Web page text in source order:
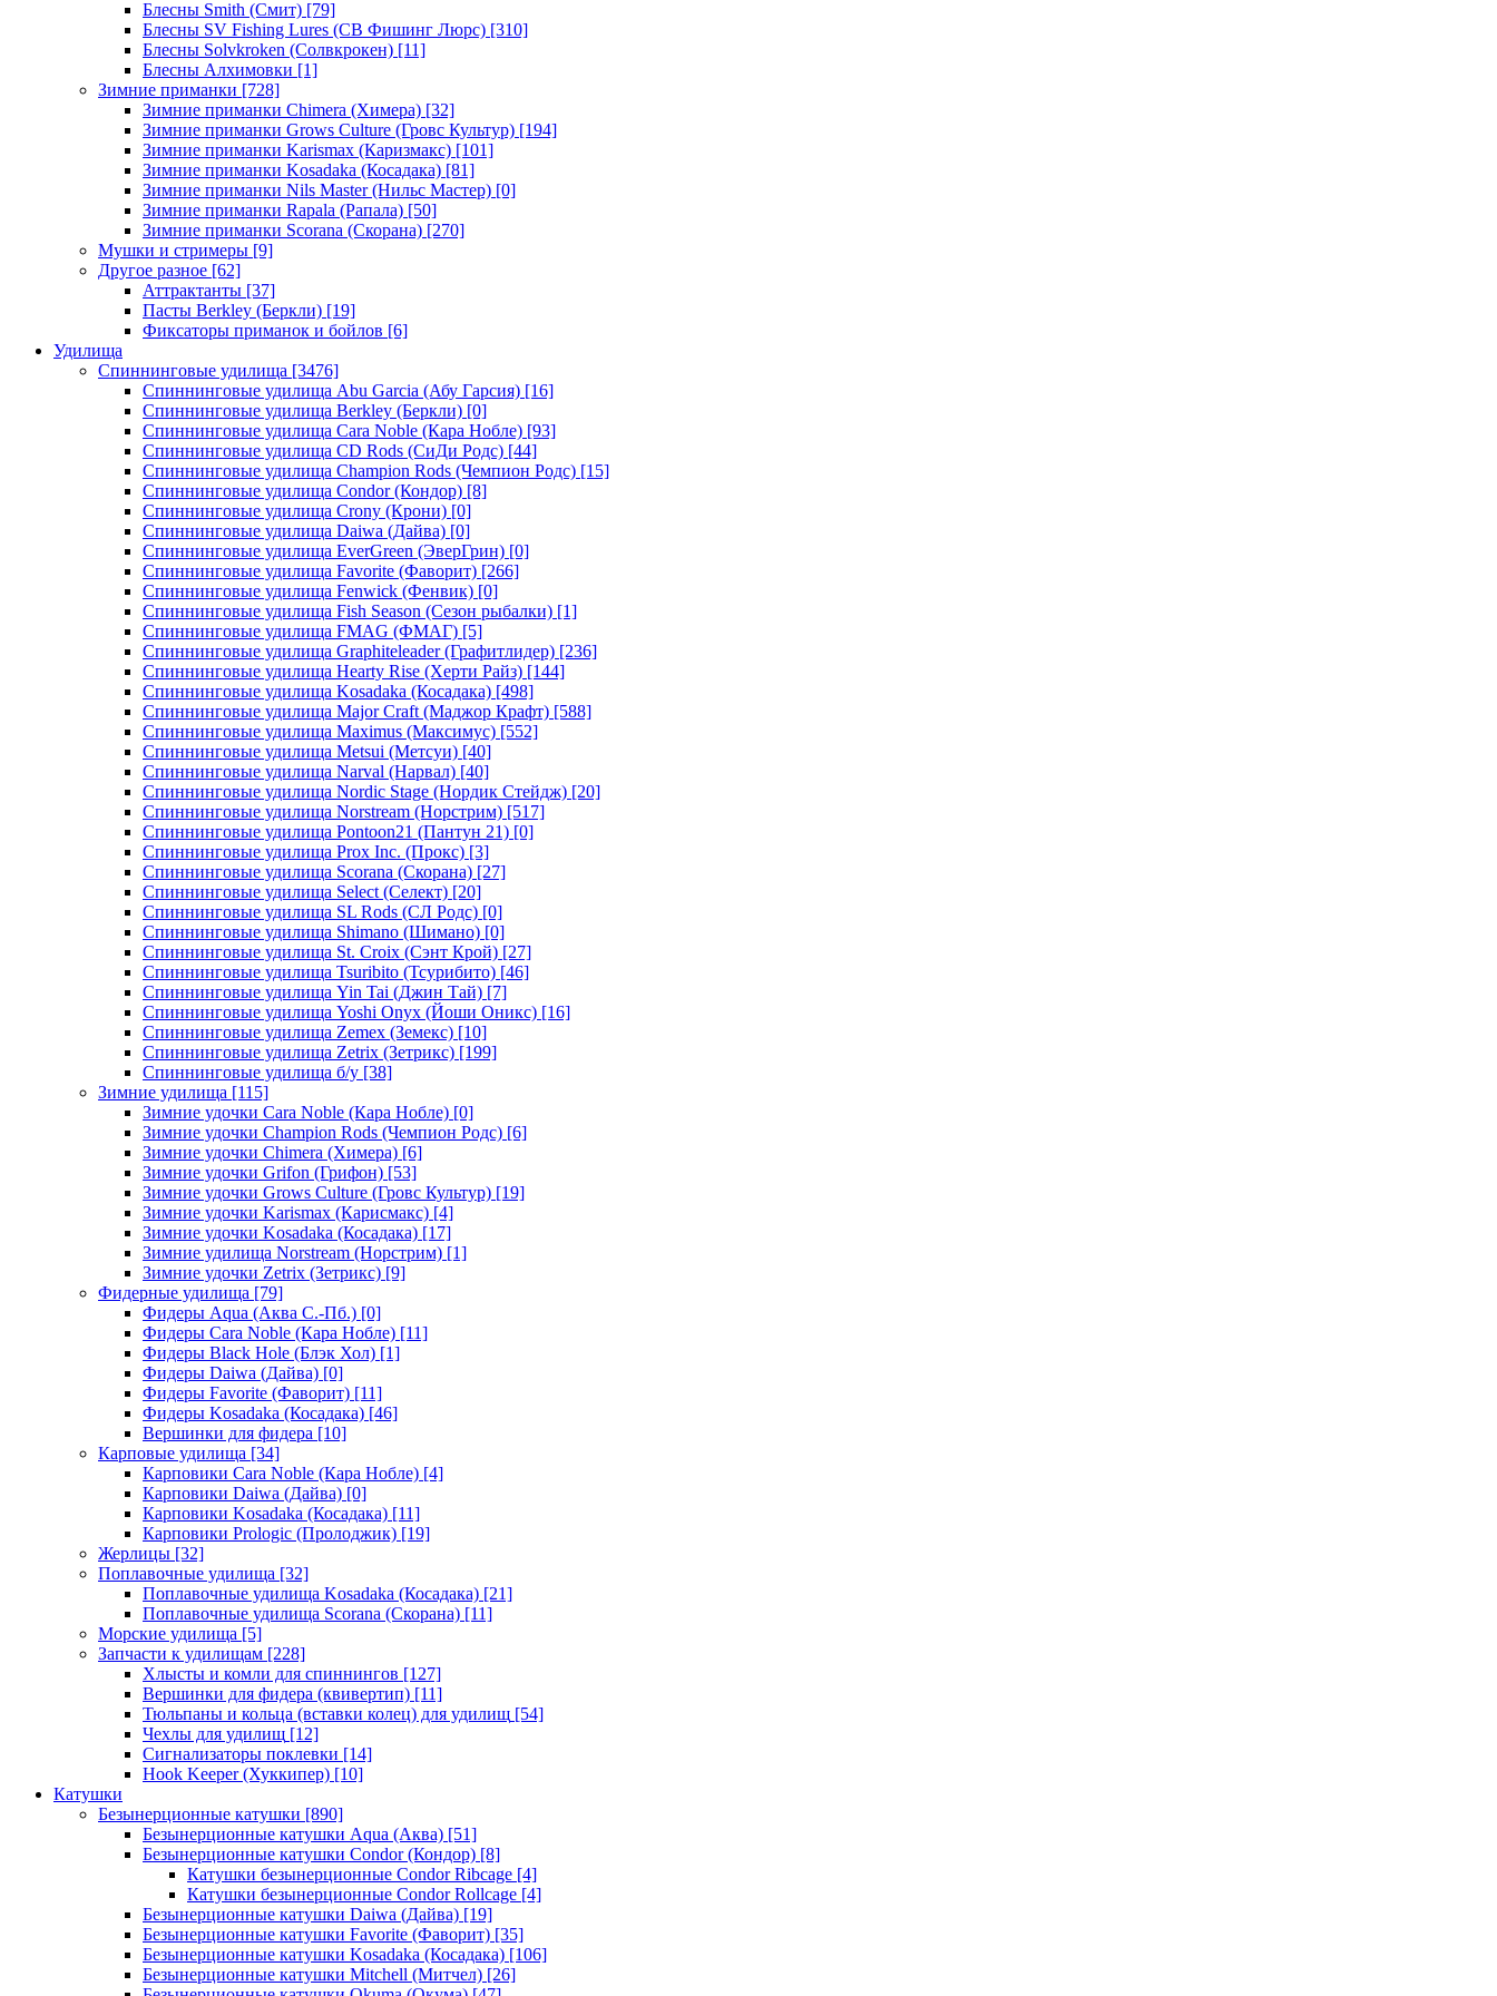
Блесны Smith (Смит) [79]
Блесны SV Fishing Lures (СВ Фишинг Люрс) [310]
Блесны Solvkroken (Солвкрокен) [11]
Блесны Алхимовки [1]
Зимние приманки [728]
Зимние приманки Chimera (Химера) [32]
Зимние приманки Grows Culture (Гровс Культур) [194]
Зимние приманки Karismax (Каризмакс) [101]
Зимние приманки Kosadaka (Косадака) [81]
Зимние приманки Nils Master (Нильс Мастер) [0]
Зимние приманки Rapala (Рапала) [50]
Зимние приманки Scorana (Скорана) [270]
Мушки и стримеры [9]
Другое разное [62]
Аттрактанты [37]
Пасты Berkley (Беркли) [19]
Фиксаторы приманок и бойлов [6]
Удилища
Спиннинговые удилища [3476]
Спиннинговые удилища Abu Garcia (Абу Гарсия) [16]
Спиннинговые удилища Berkley (Беркли) [0]
Спиннинговые удилища Cara Noble (Кара Нобле) [93]
Спиннинговые удилища CD Rods (СиДи Родс) [44]
Спиннинговые удилища Champion Rods (Чемпион Родс) [15]
Спиннинговые удилища Condor (Кондор) [8]
Спиннинговые удилища Crony (Крони) [0]
Спиннинговые удилища Daiwa (Дайва) [0]
Спиннинговые удилища EverGreen (ЭверГрин) [0]
Спиннинговые удилища Favorite (Фаворит) [266]
Спиннинговые удилища Fenwick (Фенвик) [0]
Спиннинговые удилища Fish Season (Сезон рыбалки) [1]
Спиннинговые удилища FMAG (ФМАГ) [5]
Спиннинговые удилища Graphiteleader (Графитлидер) [236]
Спиннинговые удилища Hearty Rise (Херти Райз) [144]
Спиннинговые удилища Kosadaka (Косадака) [498]
Спиннинговые удилища Major Craft (Маджор Крафт) [588]
Спиннинговые удилища Maximus (Максимус) [552]
Спиннинговые удилища Metsui (Метсуи) [40]
Спиннинговые удилища Narval (Нарвал) [40]
Спиннинговые удилища Nordic Stage (Нордик Стейдж) [20]
Спиннинговые удилища Norstream (Норстрим) [517]
Спиннинговые удилища Pontoon21 (Пантун 21) [0]
Спиннинговые удилища Prox Inc. (Прокс) [3]
Спиннинговые удилища Scorana (Скорана) [27]
Спиннинговые удилища Select (Селект) [20]
Спиннинговые удилища SL Rods (СЛ Родс) [0]
Спиннинговые удилища Shimano (Шимано) [0]
Спиннинговые удилища St. Croix (Сэнт Крой) [27]
Спиннинговые удилища Tsuribito (Тсурибито) [46]
Спиннинговые удилища Yin Tai (Джин Тай) [7]
Спиннинговые удилища Yoshi Onyx (Йоши Оникс) [16]
Спиннинговые удилища Zemex (Земекс) [10]
Спиннинговые удилища Zetrix (Зетрикс) [199]
Спиннинговые удилища б/у [38]
Зимние удилища [115]
Зимние удочки Cara Noble (Кара Нобле) [0]
Зимние удочки Champion Rods (Чемпион Родс) [6]
Зимние удочки Chimera (Химера) [6]
Зимние удочки Grifon (Грифон) [53]
Зимние удочки Grows Culture (Гровс Культур) [19]
Зимние удочки Karismax (Карисмакс) [4]
Зимние удочки Kosadaka (Косадака) [17]
Зимние удилища Norstream (Норстрим) [1]
Зимние удочки Zetrix (Зетрикс) [9]
Фидерные удилища [79]
Фидеры Aqua (Аква С.-Пб.) [0]
Фидеры Cara Noble (Кара Нобле) [11]
Фидеры Black Hole (Блэк Хол) [1]
Фидеры Daiwa (Дайва) [0]
Фидеры Favorite (Фаворит) [11]
Фидеры Kosadaka (Косадака) [46]
Вершинки для фидера [10]
Карповые удилища [34]
Карповики Cara Noble (Кара Нобле) [4]
Карповики Daiwa (Дайва) [0]
Карповики Kosadaka (Косадака) [11]
Карповики Prologic (Пролоджик) [19]
Жерлицы [32]
Поплавочные удилища [32]
Поплавочные удилища Kosadaka (Косадака) [21]
Поплавочные удилища Scorana (Скорана) [11]
Морские удилища [5]
Запчасти к удилищам [228]
Хлысты и комли для спиннингов [127]
Вершинки для фидера (квивертип) [11]
Тюльпаны и кольца (вставки колец) для удилищ [54]
Чехлы для удилищ [12]
Сигнализаторы поклевки [14]
Hook Keeper (Хуккипер) [10]
Катушки
Безынерционные катушки [890]
Безынерционные катушки Aqua (Аква) [51]
Безынерционные катушки Condor (Кондор) [8]
Катушки безынерционные Condor Ribcage [4]
Катушки безынерционные Condor Rollcage [4]
Безынерционные катушки Daiwa (Дайва) [19]
Безынерционные катушки Favorite (Фаворит) [35]
Безынерционные катушки Kosadaka (Косадака) [106]
Безынерционные катушки Mitchell (Митчел) [26]